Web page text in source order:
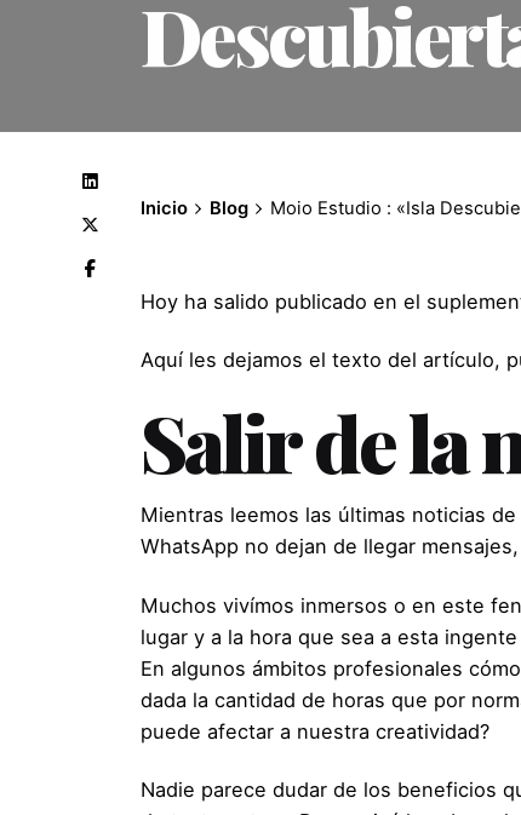
Inicio Blog Moio Estudio : «Isla
Hoy ha salido publicado en el
Aquí les dejamos el texto del artículo,
Salir de la
Mientras leemos las últimas noticias
WhatsApp no dejan de llegar
Muchos vivímos inmersos o en este
lugar y a la hora que sea a esta
En algunos ámbitos profesionales
dada la cantidad de horas que por
puede afectar a nuestra creatividad?
Nadie parece dudar de los beneficios